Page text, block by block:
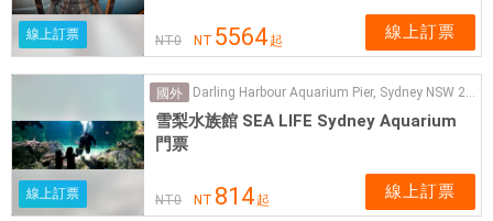
線上訂票 NT0 NT 5564 起 線上訂票
線上訂票
國外 Darling Harbour Aquarium Pier, Sydney NSW 2000
雪梨水族館 SEA LIFE Sydney Aquarium
門票
NT0 NT 814 起 線上訂票